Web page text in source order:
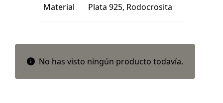
Material Plata 925, Rodocrosita
No has visto ningún producto todavía.